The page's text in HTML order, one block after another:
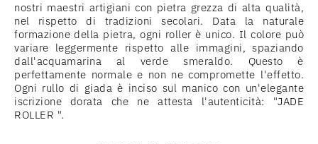
nostri maestri artigiani con pietra grezza di alta qualità,
nel rispetto di tradizioni secolari. Data la naturale
formazione della pietra, ogni roller è unico. Il colore può
variare leggermente rispetto alle immagini, spaziando
dall'acquamarina al verde smeraldo. Questo è
perfettamente normale e non ne compromette l'effetto.
Ogni rullo di giada è inciso sul manico con un'elegante
iscrizione dorata che ne attesta l'autenticità: "JADE
ROLLER ".